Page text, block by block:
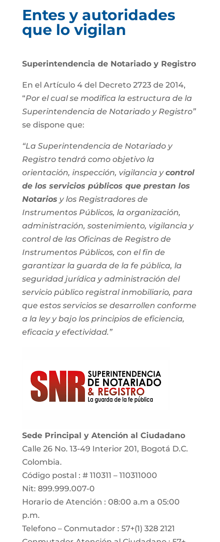
Entes y autoridades
que lo vigilan
Superintendencia de Notariado y Registro
En el Artículo 4 del Decreto 2723 de 2014,
“Por el cual se modifica la estructura de la
Superintendencia de Notariado y Registro”
se dispone que:
“La Superintendencia de Notariado y
Registro tendrá como objetivo la
orientación, inspección, vigilancia ycontrol
de los servicios públicos que prestan los
Notarios y los Registradores de
Instrumentos Públicos, la organización,
administración, sostenimiento, vigilancia y
control de las Oficinas de Registro de
Instrumentos Públicos, con el fin de
garantizar la guarda de la fe pública, la
seguridad jurídica y administración del
servicio público registral inmobiliario, para
que estos servicios se desarrollen conforme
a la ley y bajo los principios de eficiencia,
eficacia y efectividad.”
Sede Principal y Atención al Ciudadano
Calle 26 No. 13-49 Interior 201, Bogotá D.C.
Colombia.
Código postal : # 110311 – 110311000
Nit: 899.999.007-0
Horario de Atención : 08:00 a.m a 05:00
p.m.
Telefono – Conmutador : 57+(1) 328 2121